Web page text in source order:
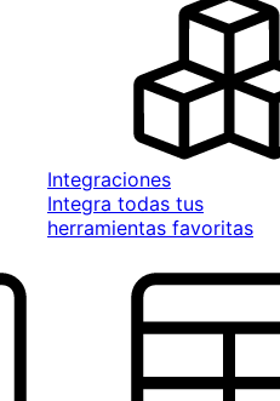
Integraciones
Integra todas tus
herramientas favoritas